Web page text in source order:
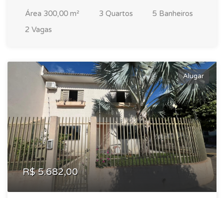
Área 300,00 m² 3 Quartos
5 Banheiros
2 Vagas
Alugar
R$ 5.682,00